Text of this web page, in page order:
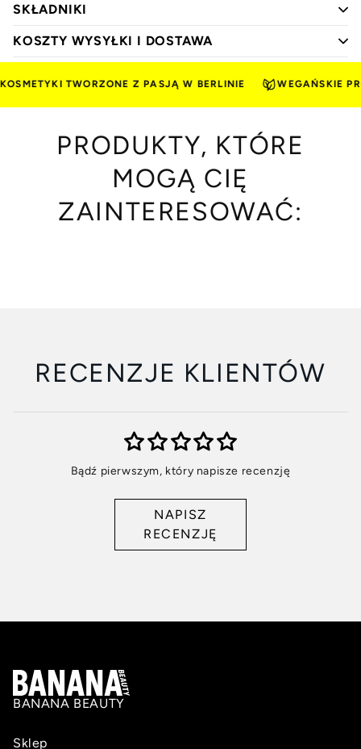
SKŁADNIKI
KOSZTY WYSYŁKI I DOSTAWA
TWORZONE Z PASJĄ W BERLINIE WEGAŃSKIE
PRODUKTY, KTÓRE
MOGĄ CIĘ
ZAINTERESOWAĆ:
RECENZJE KLIENTÓW
Bądź pierwszym, który napisze recenzję
NAPISZ
RECENZJĘ
BANANA BEAUTY
Sklep